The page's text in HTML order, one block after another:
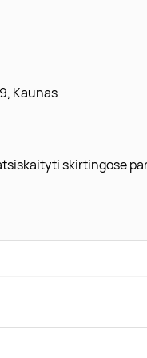
Kaunas
skirtingose